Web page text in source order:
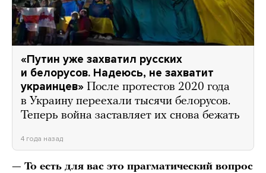
«Путин уже захватил русских
и белорусов. Надеюсь, не захватит
украинцев» После протестов 2020 года
в Украину переехали тысячи белорусов.
Теперь война заставляет их снова бежать
4 года назад
— То есть для вас это прагматический вопрос